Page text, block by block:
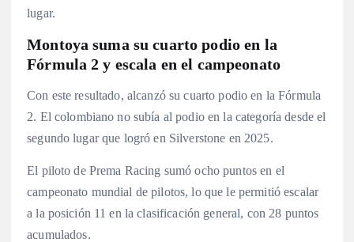
lugar.
Montoya suma su cuarto podio en la
Fórmula 2 y escala en el campeonato
Con este resultado, alcanzó su cuarto podio en la Fórmula
2. El colombiano no subía al podio en la categoría desde el
segundo lugar que logró en Silverstone en 2025.
El piloto de Prema Racing sumó ocho puntos en el
campeonato mundial de pilotos, lo que le permitió escalar
a la posición 11 en la clasificación general, con 28 puntos
acumulados.